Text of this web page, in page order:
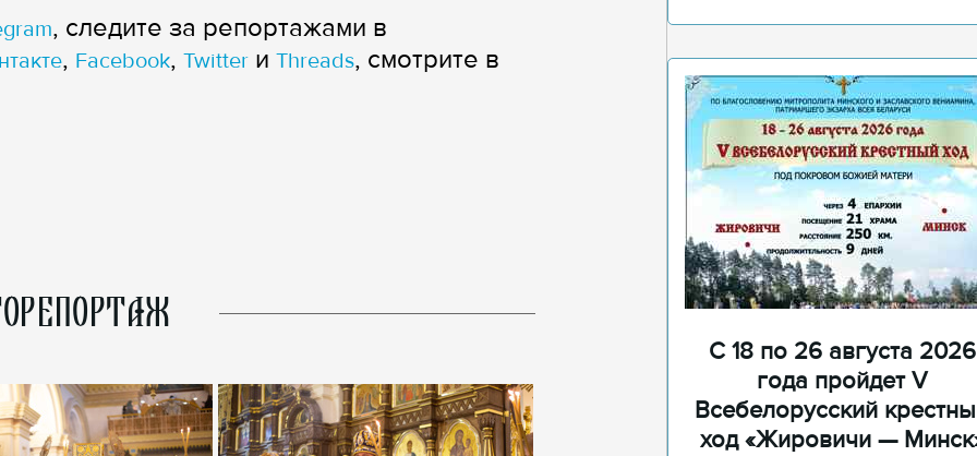
, следите за репортажами в
, Facebook, Twitter и Threads, смотрите в
С 18 по 26 августа 2026
года пройдет V
Всебелорусский
ход «Жировичи —